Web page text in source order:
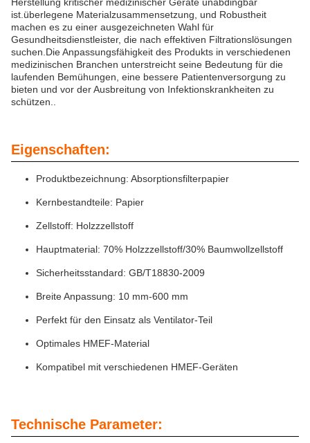
ist.überlegene Materialzusammensetzung, und Robustheit
machen es zu einer ausgezeichneten Wahl für
Gesundheitsdienstleister, die nach effektiven Filtrationslösungen
suchen.Die Anpassungsfähigkeit des Produkts in verschiedenen
medizinischen Branchen unterstreicht seine Bedeutung für die
laufenden Bemühungen, eine bessere Patientenversorgung zu
bieten und vor der Ausbreitung von Infektionskrankheiten zu
schützen..
Eigenschaften:
Produktbezeichnung: Absorptionsfilterpapier
Kernbestandteile: Papier
Zellstoff: Holzzzellstoff
Hauptmaterial: 70% Holzzzellstoff/30% Baumwollzellstoff
Sicherheitsstandard: GB/T18830-2009
Breite Anpassung: 10 mm-600 mm
Perfekt für den Einsatz als Ventilator-Teil
Optimales HMEF-Material
Kompatibel mit verschiedenen HMEF-Geräten
Technische Parameter: